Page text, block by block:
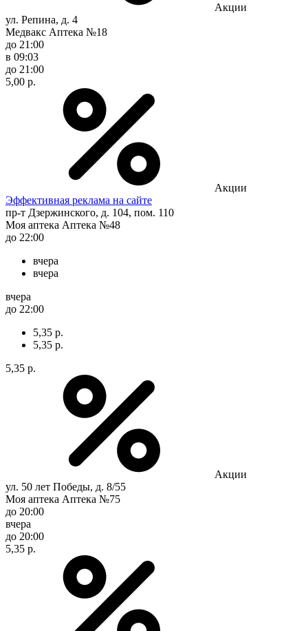
Акции
ул. Репина, д. 4
Медвакс Аптека №18
до 21:00
в 09:03
до 21:00
5,00 р.
Акции
Эффективная реклама на сайте
пр-т Дзержинского, д. 104, пом. 110
Моя аптека Аптека №48
до 22:00
вчера
вчера
вчера
до 22:00
5,35 р.
5,35 р.
5,35 р.
Акции
ул. 50 лет Победы, д. 8/55
Моя аптека Аптека №75
до 20:00
вчера
до 20:00
5,35 р.